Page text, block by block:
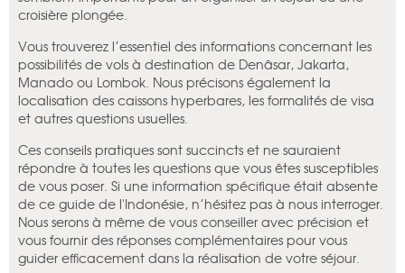
croisière plongée.
Vous trouverez l’essentiel des informations concernant les
possibilités de vols à destination de Denâsar, Jakarta,
Manado ou Lombok. Nous précisons également la
localisation des caissons hyperbares, les formalités de visa
et autres questions usuelles.
Ces conseils pratiques sont succincts et ne sauraient
répondre à toutes les questions que vous êtes susceptibles
de vous poser. Si une information spécifique était absente
de ce guide de l'Indonésie, n’hésitez pas à nous interroger.
Nous serons à même de vous conseiller avec précision et
vous fournir des réponses complémentaires pour vous
guider efficacement dans la réalisation de votre séjour.